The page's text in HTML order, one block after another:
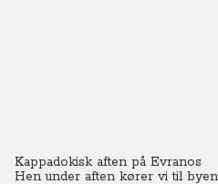
Kappadokisk aften på Evranos
Hen under aften kører vi til